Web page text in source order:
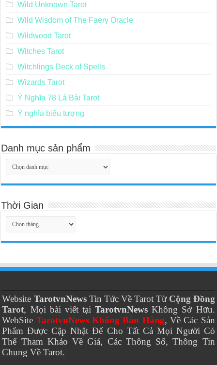
Wild Unknown Tarot
Wild Wisdom of The Faery Oracle
Wildwood Tarot
Witches Tarot
Witchlings Deck of Spells
Wizards Tarot
Ý Nghĩa 78 Lá Bài Tarot
Ý nghĩa biểu tượng
Danh mục sản phẩm
Thời Gian
Thời
Gian
Website TarotvnNewsTin Tức Về Tarot Từ Cộng Đồng
Tarot, Mọi bài viết tạiTarotvnNews Không Sở Hữu.
WebSite TarotvnNews Không Bán Hàng, Về Các Sản
Phẩm Được Cập Nhật Để Cho Tất Cả Mọi Người Có
Thể Tham Khảo Về Giá, Các Thông Số, Thông Tin
Chung Về Tarot.